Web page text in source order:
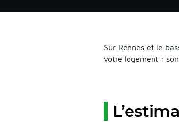
Sur Rennes et le
votre logement :